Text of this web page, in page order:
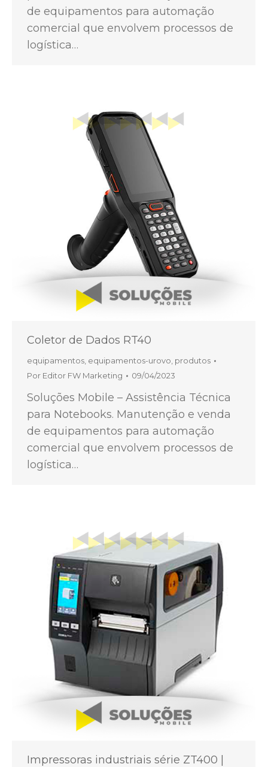
de equipamentos para automação
comercial que envolvem processos de
logística…
Coletor de Dados RT40
equipamentos equipamentos-urovo produtos
Por Editor FW Marketing 09/04/2023
Soluções Mobile – Assistência Técnica
para Notebooks. Manutenção e venda
de equipamentos para automação
comercial que envolvem processos de
logística…
Impressoras industriais série ZT400 |